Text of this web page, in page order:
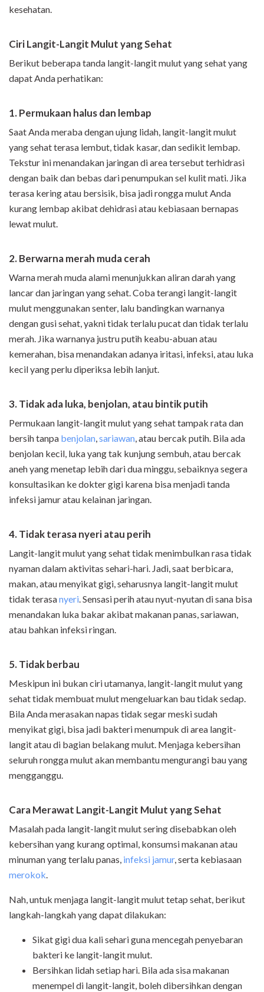
kesehatan.
Ciri Langit-Langit Mulut yang Sehat
Berikut beberapa tanda langit-langit mulut yang sehat yang
dapat Anda perhatikan:
1. Permukaan halus dan lembap
Saat Anda meraba dengan ujung lidah, langit-langit mulut
yang sehat terasa lembut, tidak kasar, dan sedikit lembap.
Tekstur ini menandakan jaringan di area tersebut terhidrasi
dengan baik dan bebas dari penumpukan sel kulit mati. Jika
terasa kering atau bersisik, bisa jadi rongga mulut Anda
kurang lembap akibat dehidrasi atau kebiasaan bernapas
lewat mulut.
2. Berwarna merah muda cerah
Warna merah muda alami menunjukkan aliran darah yang
lancar dan jaringan yang sehat. Coba terangi langit-langit
mulut menggunakan senter, lalu bandingkan warnanya
dengan gusi sehat, yakni tidak terlalu pucat dan tidak terlalu
merah. Jika warnanya justru putih keabu-abuan atau
kemerahan, bisa menandakan adanya iritasi, infeksi, atau luka
kecil yang perlu diperiksa lebih lanjut.
3. Tidak ada luka, benjolan, atau bintik putih
Permukaan langit-langit mulut yang sehat tampak rata dan
bersih tanpa benjolan sariawan , atau bercak putih. Bila ada
benjolan kecil, luka yang tak kunjung sembuh, atau bercak
aneh yang menetap lebih dari dua minggu, sebaiknya segera
konsultasikan ke dokter gigi karena bisa menjadi tanda
infeksi jamur atau kelainan jaringan.
4. Tidak terasa nyeri atau perih
Langit-langit mulut yang sehat tidak menimbulkan rasa tidak
nyaman dalam aktivitas sehari-hari. Jadi, saat berbicara,
makan, atau menyikat gigi, seharusnya langit-langit mulut
tidak terasanyeri . Sensasi perih atau nyut-nyutan di sana bisa
menandakan luka bakar akibat makanan panas, sariawan,
atau bahkan infeksi ringan.
5. Tidak berbau
Meskipun ini bukan ciri utamanya, langit-langit mulut yang
sehat tidak membuat mulut mengeluarkan bau tidak sedap.
Bila Anda merasakan napas tidak segar meski sudah
menyikat gigi, bisa jadi bakteri menumpuk di area langit-
langit atau di bagian belakang mulut. Menjaga kebersihan
seluruh rongga mulut akan membantu mengurangi bau yang
mengganggu.
Cara Merawat Langit-Langit Mulut yang Sehat
Masalah pada langit-langit mulut sering disebabkan oleh
kebersihan yang kurang optimal, konsumsi makanan atau
minuman yang terlalu panas, infeksi jamur, serta kebiasaan
merokok
Nah, untuk menjaga langit-langit mulut tetap sehat, berikut
langkah-langkah yang dapat dilakukan:
Sikat gigi dua kali sehari guna mencegah penyebaran
bakteri ke langit-langit mulut.
Bersihkan lidah setiap hari. Bila ada sisa makanan
menempel di langit-langit, boleh dibersihkan dengan